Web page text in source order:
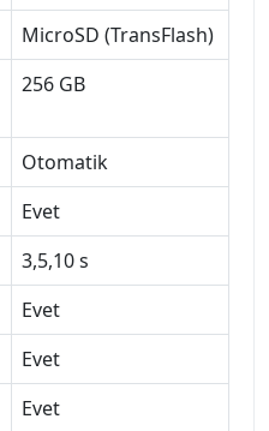
MicroSD (TransFlash)
256 GB
Otomatik
Evet
3,5,10 s
Evet
Evet
Evet